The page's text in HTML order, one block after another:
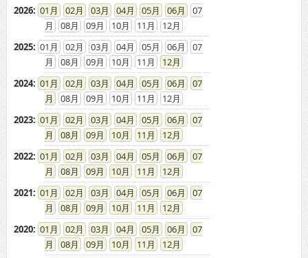
08
09 10 11
12
01 02 03 04 05 06
08
09 10 11
12
01 02 03 04 05 06
08
09 10 11
12
01 02 03 04 05 06
08
09 10 11
12
01 02 03 04 05 06
08
09 10 11
12
01 02 03 04 05 06
08
09 10 11
12
01 02 03 04 05 06
08
09 10 11
12
01 02 03 04 05 06